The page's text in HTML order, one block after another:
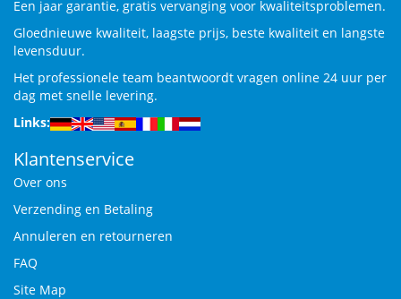
Een jaar garantie, gratis vervanging voor kwaliteitsproblemen.
Gloednieuwe kwaliteit, laagste prijs, beste kwaliteit en langste
levensduur.
Het professionele team beantwoordt vragen online 24 uur per
dag met snelle levering.
Links:
Klantenservice
Over ons
Verzending en Betaling
Annuleren en retourneren
FAQ
Site Map